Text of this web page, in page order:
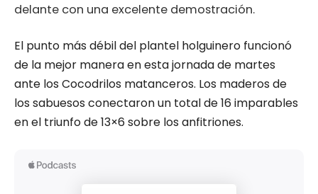
delante con una excelente demostración.
El punto más débil del plantel holguinero funcionó
de la mejor manera en esta jornada de martes
ante los Cocodrilos matanceros. Los maderos de
los sabuesos conectaron un total de 16 imparables
en el triunfo de 13×6 sobre los anfitriones.